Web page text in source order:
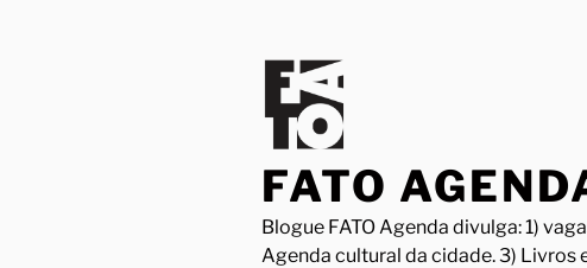
FATO
Blogue FATO Agenda divulga: 1)
Agenda cultural da cidade. 3) Livros